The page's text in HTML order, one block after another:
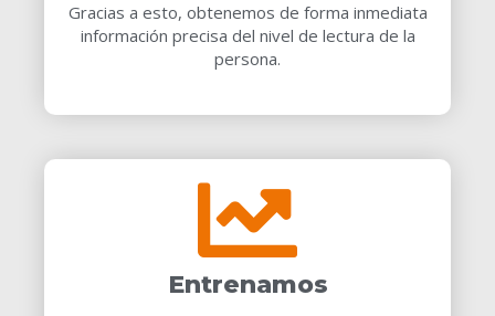
Gracias a esto, obtenemos de forma inmediata
información precisa del nivel de lectura de la
persona.
Entrenamos